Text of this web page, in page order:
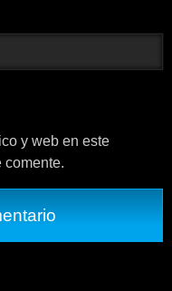
y web en este
comente.